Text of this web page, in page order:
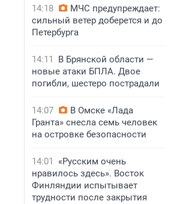
14:18
МЧС предупреждает:
сильный ветер доберется и до
Петербурга
14:11
В Брянской области —
новые атаки БПЛА. Двое
погибли, шестеро пострадали
14:07
В Омске «Лада
Гранта» снесла семь человек
на островке безопасности
14:01
«Русским очень
нравилось здесь». Восток
Финляндии испытывает
трудности после закрытия